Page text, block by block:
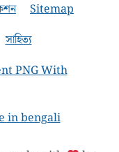
Sitemap
সাহিত্য
PNG With
in bengali